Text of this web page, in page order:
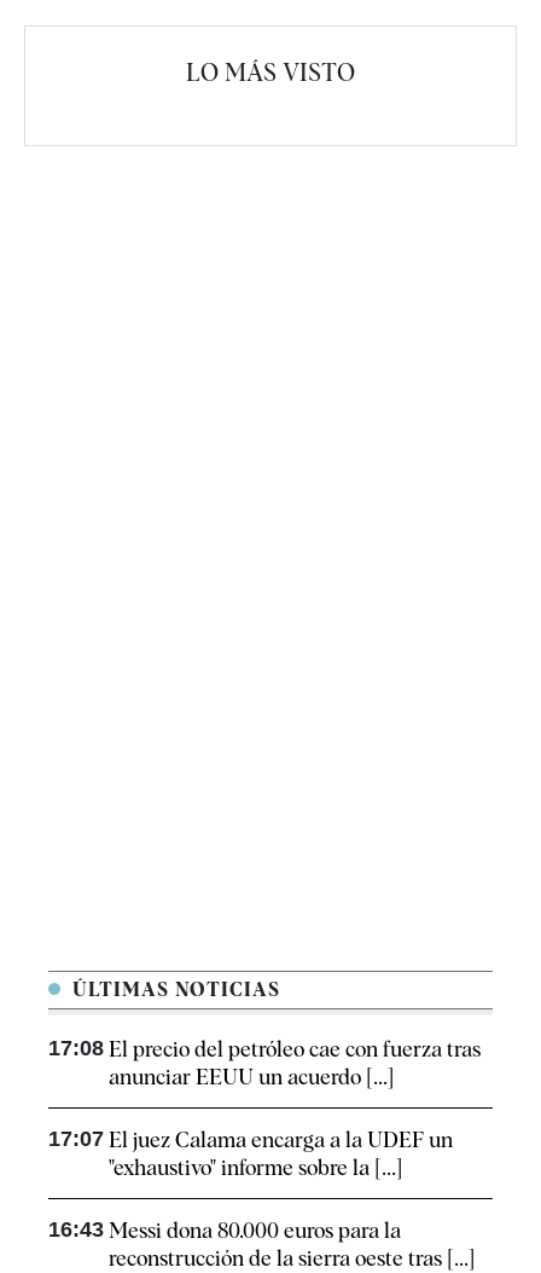
LO MÁS VISTO
ÚLTIMAS NOTICIAS
17:08 El precio del petróleo cae con fuerza tras
anunciar EEUU un acuerdo [...]
17:07 El juez Calama encarga a la UDEF un
"exhaustivo" informe sobre la [...]
16:43 Messi dona 80.000 euros para la
reconstrucción de la sierra oeste tras [...]